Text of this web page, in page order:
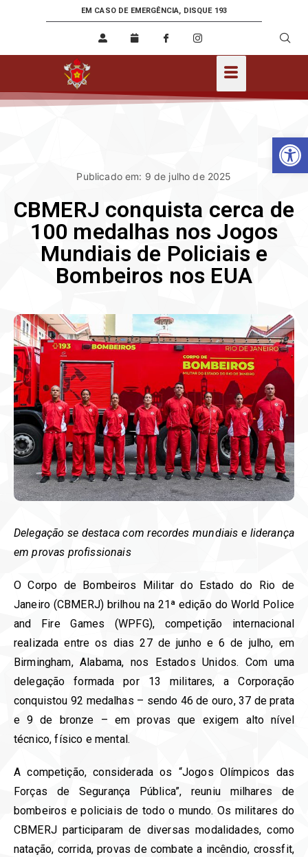
EM CASO DE EMERGÊNCIA, DISQUE 193
Publicado em: 9 de julho de 2025
CBMERJ conquista cerca de
100 medalhas nos Jogos
Mundiais de Policiais e
Bombeiros nos EUA
Delegação se destaca com recordes mundiais e liderança
em provas profissionais
O Corpo de Bombeiros Militar do Estado do Rio de
Janeiro (CBMERJ) brilhou na 21ª edição do World Police
and Fire Games (WPFG), competição internacional
realizada entre os dias 27 de junho e 6 de julho, em
Birmingham, Alabama, nos Estados Unidos. Com uma
delegação formada por 13 militares, a Corporação
conquistou 92 medalhas – sendo 46 de ouro, 37 de prata
e 9 de bronze – em provas que exigem alto nível
técnico, físico e mental.
A competição, considerada os “Jogos Olímpicos das
Forças de Segurança Pública”, reuniu milhares de
bombeiros e policiais de todo o mundo. Os militares do
CBMERJ participaram de diversas modalidades, como
natação, corrida, provas de combate a incêndio, crossfit,